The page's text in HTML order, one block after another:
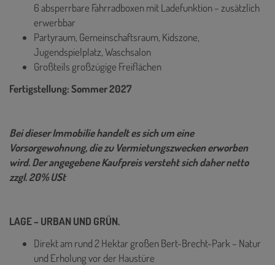
6 absperrbare Fahrradboxen mit Ladefunktion – zusätzlich
erwerbbar
Partyraum, Gemeinschaftsraum, Kidszone,
Jugendspielplatz, Waschsalon
Großteils großzügige Freiflächen
Fertigstellung: Sommer 2027
Bei dieser Immobilie handelt es sich um eine
Vorsorgewohnung, die zu Vermietungszwecken erworben
wird. Der angegebene Kaufpreis versteht sich daher netto
zzgl. 20% USt
LAGE – URBAN UND GRÜN.
Direkt am rund 2 Hektar großen Bert-Brecht-Park – Natur
und Erholung vor der Haustüre